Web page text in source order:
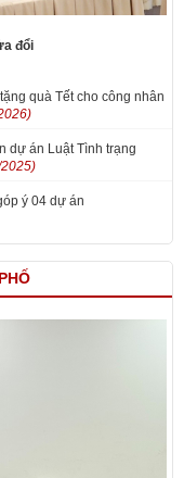
đổi
quà Tết cho công nhân
dự án Luật Tình trạng
ý 04 dự án